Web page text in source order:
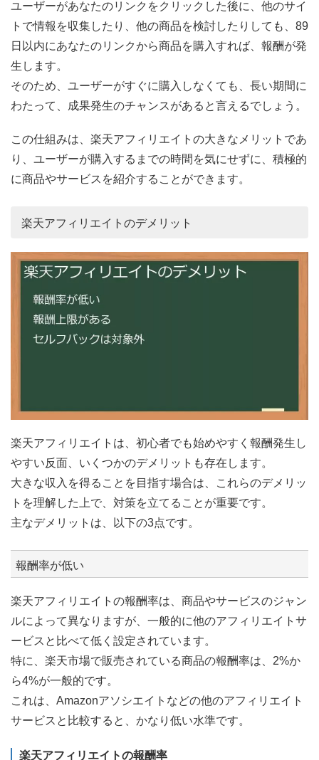
ユーザーがあなたのリンクをクリックした後に、他のサイ
トで情報を収集したり、他の商品を検討したりしても、89
日以内にあなたのリンクから商品を購入すれば、報酬が発
生します。
そのため、ユーザーがすぐに購入しなくても、長い期間に
わたって、成果発生のチャンスがあると言えるでしょう。
この仕組みは、楽天アフィリエイトの大きなメリットであ
り、ユーザーが購入するまでの時間を気にせずに、積極的
に商品やサービスを紹介することができます。
楽天アフィリエイトのデメリット
楽天アフィリエイトは、初心者でも始めやすく報酬発生し
やすい反面、いくつかのデメリットも存在します。
大きな収入を得ることを目指す場合は、これらのデメリッ
トを理解した上で、対策を立てることが重要です。
主なデメリットは、以下の3点です。
報酬率が低い
楽天アフィリエイトの報酬率は、商品やサービスのジャン
ルによって異なりますが、一般的に他のアフィリエイトサ
ービスと比べて低く設定されています。
特に、楽天市場で販売されている商品の報酬率は、2%か
ら4%が一般的です。
これは、Amazonアソシエイトなどの他のアフィリエイト
サービスと比較すると、かなり低い水準です。
楽天アフィリエイトの報酬率